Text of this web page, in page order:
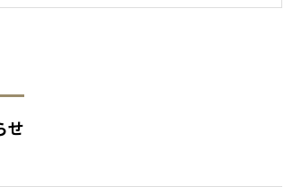
せ
ことは？失敗しない医院選びのポイ